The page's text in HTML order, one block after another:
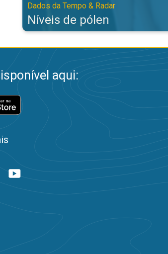
Dados da Tempo & Radar
Níveis de pólen
aqui: